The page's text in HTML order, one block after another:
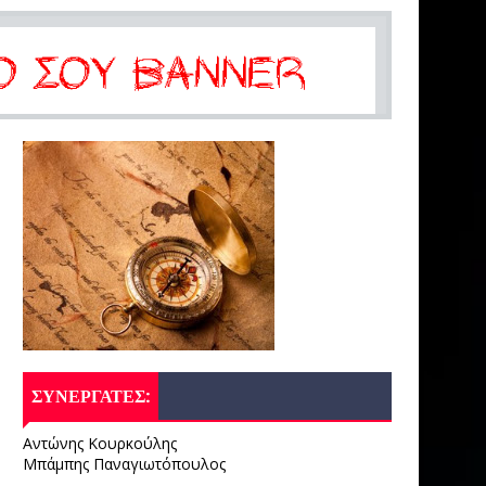
ΣΥΝΕΡΓΑΤΕΣ:
Αντώνης Κουρκούλης
Μπάμπης Παναγιωτόπουλος